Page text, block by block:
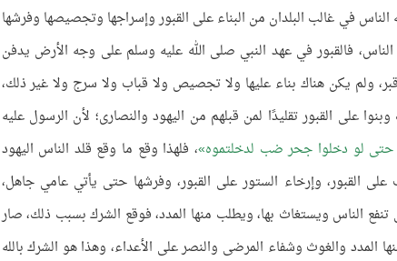
في غالب البلدان من البناء على القبور وإسراجها وتجصيصها وفرشها
الناس، فالقبور في عهد النبي صلى الله عليه وسلم على وجه الأرض يدفن
ولم يكن هناك بناء عليها ولا تجصيص ولا قباب ولا سرج ولا غير ذلك،
على القبور تقليدًا لمن قبلهم من اليهود والنصارى؛ لأن الرسول عليه
حتى لو دخلوا جحر ضب لدخلتموه ، فلهذا وقع ما وقع قلد الناس اليهود
على القبور، وإرخاء الستور على القبور، وفرشها حتى يأتي عامي جاهل،
تنفع الناس ويستغاث بها، ويطلب منها المدد، فوقع الشرك بسبب ذلك، صار
المدد والغوث وشفاء المرضى والنصر على الأعداء، وهذا هو الشرك بالله